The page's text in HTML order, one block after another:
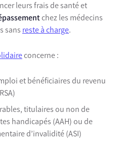
leurs frais de santé et
chez les médecins
sans reste à charge.
concerne :
et bénéficiaires du revenu
titulaires ou non de
handicapés (AAH) ou de
d’invalidité (ASI)